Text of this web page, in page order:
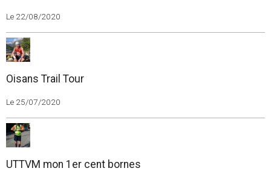
Le 22/08/2020
Oisans Trail Tour
Le 25/07/2020
UTTVM mon 1er cent bornes